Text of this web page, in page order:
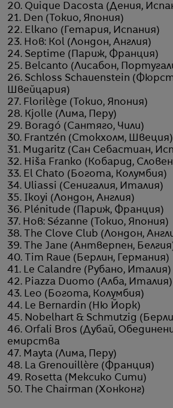
20. Quique Dacosta (Дения,
21. Den (Токио, Япония)
22. Elkano (Гетария, Испания)
23. Нов: Kol (Лондон, Англия)
24. Septime (Париж, Франция)
25. Belcanto (Лисабон,
26. Schloss Schauenstein
Швейцария)
27. Florilège (Токио, Япония)
28. Kjolle (Лима, Перу)
29. Boragó (Сантяго, Чили)
30. Frantzén (Стокхолм, Швеция)
31. Mugaritz (Сан Себастиан,
32. Hiša Franko (Кобарид,
33. El Chato (Богота, Колумбия)
34. Uliassi (Сенигалия, Италия)
35. Ikoyi (Лондон, Англия)
36. Plénitude (Париж, Франция)
37. Нов: Sézanne (Токио, Япония)
38. The Clove Club (Лондон,
39. The Jane (Антверпен,
40. Tim Raue (Берлин, Германия)
41. Le Calandre (Рубано, Италия)
42. Piazza Duomo (Алба, Италия)
43. Leo (Богота, Колумбия)
44. Le Bernardin (Ню Йорк)
45. Nobelhart & Schmutzig
46. Orfali Bros (Дубай,
емирства
47. Mayta (Лима, Перу)
48. La Grenouillère (Франция)
49. Rosetta (Мексико Сити)
50. The Chairman (Хонконг)